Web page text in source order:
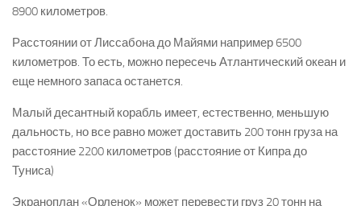
8900 километров.
Расстоянии от Лиссабона до Майями например 6500
километров. То есть, можно пересечь Атлантический океан и
еще немного запаса останется.
Малый десантный корабль имеет, естественно, меньшую
дальность, но все равно может доставить 200 тонн груза на
расстояние 2200 километров (расстояние от Кипра до
Туниса)
Экраноплан «Орленок» может перевести груз 20 тонн на